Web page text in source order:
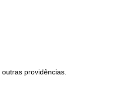
providências.